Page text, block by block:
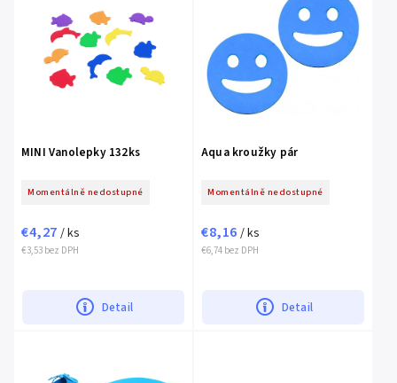
MINI Vanolepky 132ks
Momentálně nedostupné
€3,53 bez DPH
€4,27 / ks
Detail
Aqua kroužky pár
Momentálně nedostupné
€6,74 bez DPH
€8,16 / ks
Detail